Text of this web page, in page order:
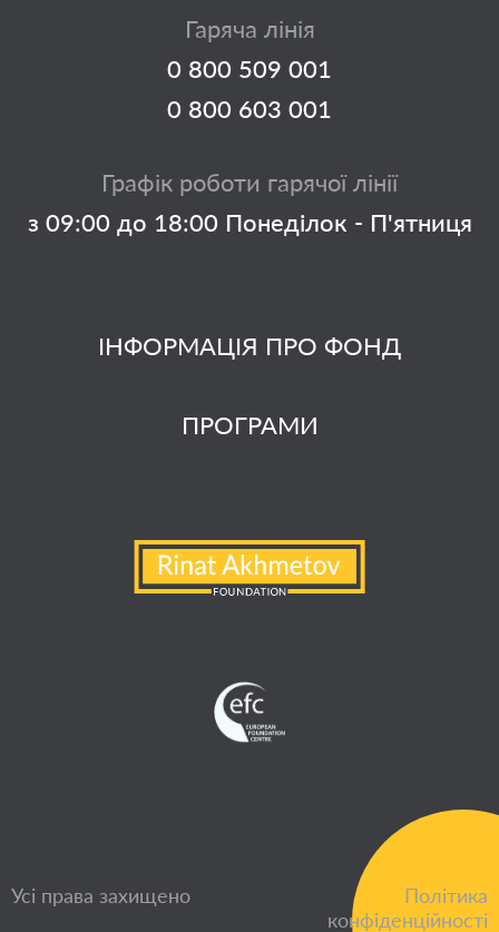
ІНФОРМАЦІЯ ПРО ФОНД
ПРОГРАМИ
Гаряча лінія
0 800 509 001
0 800 603 001
Графік роботи гарячої лінії
з 09:00 до 18:00 Понеділок - П'ятниця
Усі права захищено
Політика
конфіденційності